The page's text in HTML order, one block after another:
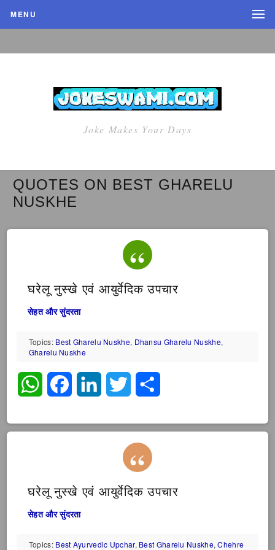
MENU
Joke Makes Your Days
QUOTES ON BEST GHARELU
NUSKHE
घरेलू नुस्खे एवं आयुर्वेदिक उपचार
सेहत और सुंदरता
Topics: Best Gharelu Nuskhe, Dhansu Gharelu Nuskhe,
Gharelu Nuskhe
WhatsAppFacebookLinkedInTwitter
घरेलू नुस्खे एवं आयुर्वेदिक उपचार
सेहत और सुंदरता
Topics: Best Ayurvedic Upchar, Best Gharelu Nuskhe,Chehre